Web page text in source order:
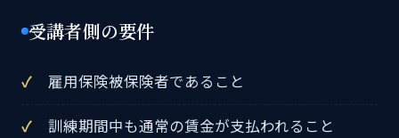
受講者側の要件
雇用保険被保険者であること
訓練期間中も通常の賃金が支払われること